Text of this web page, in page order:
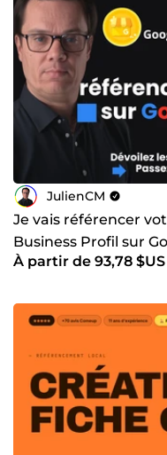
JulienCM
Je vais référencer
Business Profil sur
À partir de 93,78 $US